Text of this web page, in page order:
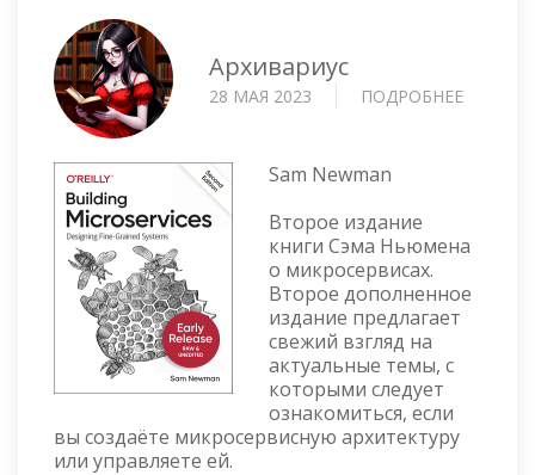
Архивариус
28 МАЯ 2023 ПОДРОБНЕЕ
SECOND
Sam Newman
Второе издание
книги Сэма Ньюмена
о микросервисах.
Второе дополненное
издание предлагает
свежий взгляд на
актуальные темы, с
которыми следует
ознакомиться, если
вы создаёте микросервисную архитектуру
или управляете ей.